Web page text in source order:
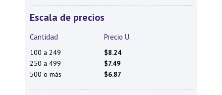
Escala de precios
Cantidad Precio U.
100 a 249
$8.24
250 a 499
$7.49
500 o más
$6.87